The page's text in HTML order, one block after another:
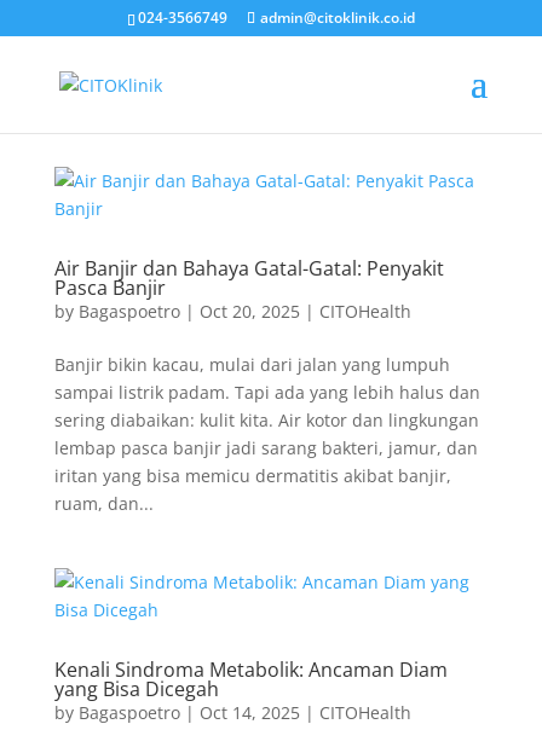
024-3566749 admin@citoklinik.co.id
Air Banjir dan Bahaya Gatal-Gatal: Penyakit
Pasca Banjir
by Bagaspoetro| Oct 20, 2025| CITOHealth
Banjir bikin kacau, mulai dari jalan yang lumpuh
sampai listrik padam. Tapi ada yang lebih halus dan
sering diabaikan: kulit kita. Air kotor dan lingkungan
lembap pasca banjir jadi sarang bakteri, jamur, dan
iritan yang bisa memicu dermatitis akibat banjir,
ruam, dan...
Kenali Sindroma Metabolik: Ancaman Diam
yang Bisa Dicegah
by Bagaspoetro| Oct 14, 2025| CITOHealth